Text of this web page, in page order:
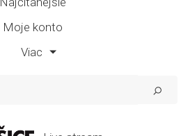
Moje konto
Viac